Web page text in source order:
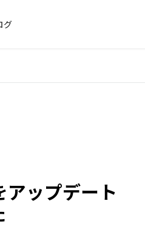
グ
ップデート